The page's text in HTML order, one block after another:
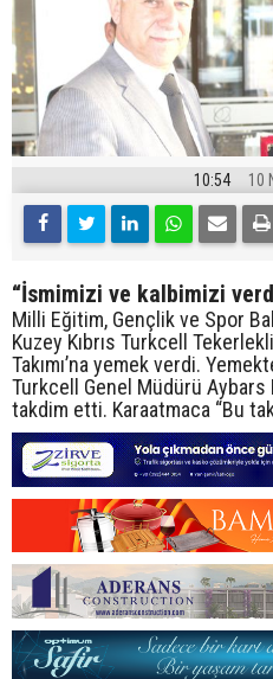
10:54 10
“İsmimizi ve kalbimizi
Milli Eğitim, Gençlik ve Spor
Kuzey Kıbrıs Turkcell
Takımı’na yemek verdi.
Turkcell Genel Müdürü Aybars
takdim etti. Karaatmaca “Bu